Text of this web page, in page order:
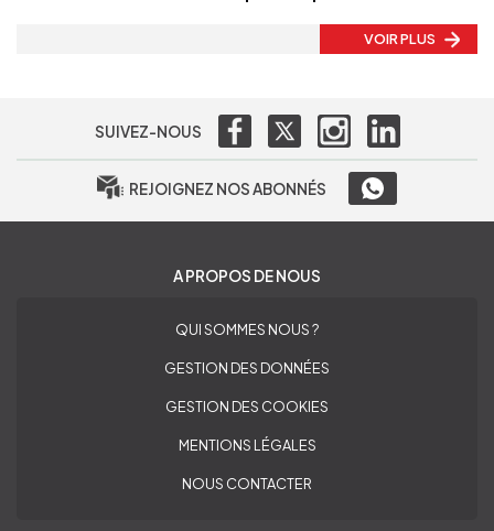
VOIR PLUS
SUIVEZ-NOUS
REJOIGNEZ NOS ABONNÉS
A PROPOS DE NOUS
QUI SOMMES NOUS ?
GESTION DES DONNÉES
GESTION DES COOKIES
MENTIONS LÉGALES
NOUS CONTACTER